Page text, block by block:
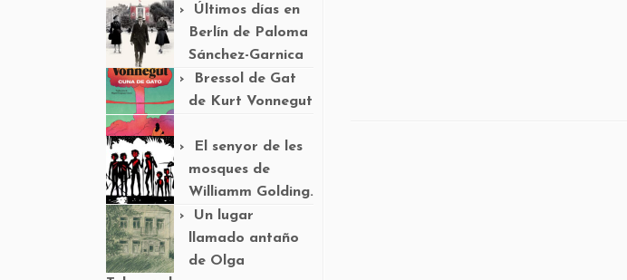
Últimos días en
Berlín de Paloma
Sánchez-Garnica
Bressol de Gat
de Kurt Vonnegut
El senyor de les
mosques de
Williamm Golding.
Un lugar
llamado antaño
de Olga